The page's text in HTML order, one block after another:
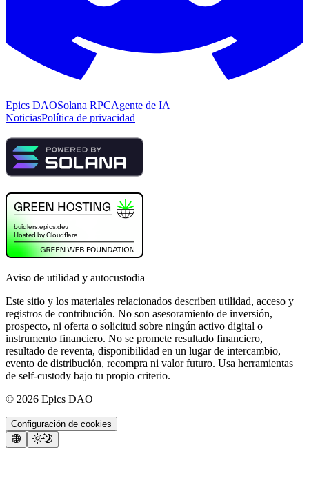
Epics DAOSolana RPCAgente de IA
NoticiasPolítica de privacidad
Aviso de utilidad y autocustodia
Este sitio y los materiales relacionados describen utilidad, acceso y
registros de contribución. No son asesoramiento de inversión,
prospecto, ni oferta o solicitud sobre ningún activo digital o
instrumento financiero. No se promete resultado financiero,
resultado de reventa, disponibilidad en un lugar de intercambio,
evento de distribución, recompra ni valor futuro. Usa herramientas
de self-custody bajo tu propio criterio.
© 2026 Epics DAO
Configuración de cookies